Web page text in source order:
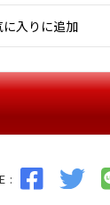
に入りに追加
: